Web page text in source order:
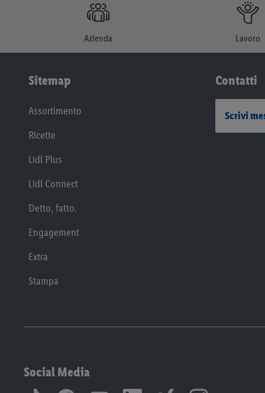
Azienda Lavoro
Sitemap
Assortimento
Ricette
Lidl Plus
Lidl Connect
Detto, fatto.
Engagement
Extra
Stampa
Contatti
Scrivi
Social Media